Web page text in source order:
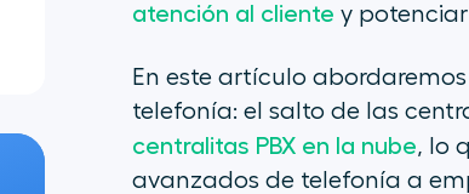
atención al cliente y
En este artículo
telefonía: el salto de las
centralitas PBX en la nube, lo
avanzados de telefonía a